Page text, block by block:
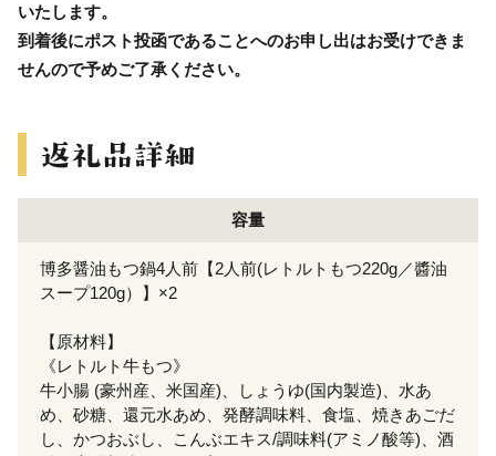
いたします。
到着後にポスト投函であることへのお申し出はお受けできま
せんので予めご了承ください。
容量
博多醤油もつ鍋4人前【2人前(レトルトもつ220g／醬油
スープ120g）】×2
【原材料】
《レトルト牛もつ》
牛小腸 (豪州産、米国産)、しょうゆ(国内製造)、水あ
め、砂糖、還元水あめ、発酵調味料、食塩、焼きあごだ
し、かつおぶし、こんぶエキス/調味料(アミノ酸等)、酒